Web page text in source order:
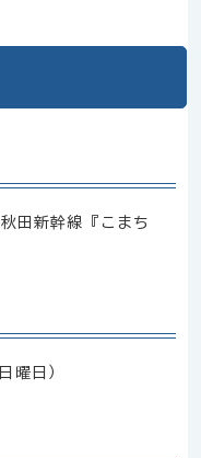
田新幹線『こまち
曜日）